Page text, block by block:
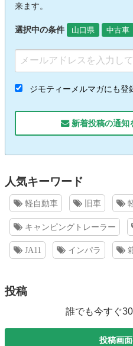
来ます。
選択中の条件 山口県 中古車
ジモティーメルマガにも登
新着投稿の通知
人気キーワード
軽自動車 旧車
キャンピングトレーラー
JA11 インパラ
投稿
誰でも今すぐ
投稿画